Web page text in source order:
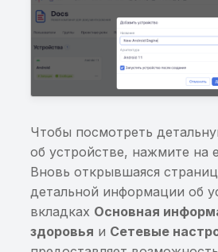
Чтобы посмотреть
об устройстве, нажмите на
Вновь открывшаяся
детальной информации об
вкладках Основная
здоровья и Сетевые